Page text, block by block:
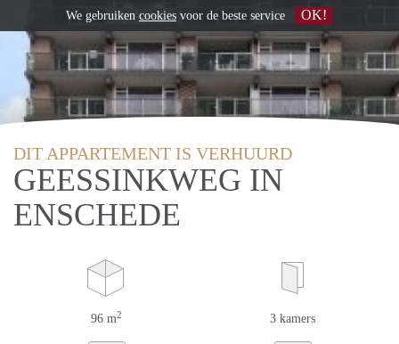
DIT APPARTEMENT IS VERHUURD
GEESSINKWEG IN
ENSCHEDE
96 m2 3 kamers
We gebruiken cookies voor de beste service OK!